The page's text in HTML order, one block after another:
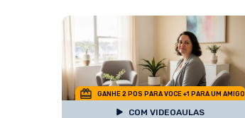
GANHE 2 POS PARA VOCE +1 PARA UM AMIGO
COM VIDEOAULAS